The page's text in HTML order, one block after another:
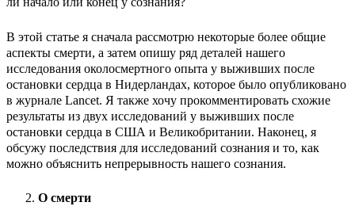
В этой статье я сначала рассмотрю некоторые более общие
аспекты смерти, а затем опишу ряд деталей нашего
исследования околосмертного опыта у выживших после
остановки сердца в Нидерландах, которое было опубликовано
в журнале Lancet. Я также хочу прокомментировать схожие
результаты из двух исследований у выживших после
остановки сердца в США и Великобритании. Наконец, я
обсужу последствия для исследований сознания и то, как
можно объяснить непрерывность нашего сознания.
О смерти